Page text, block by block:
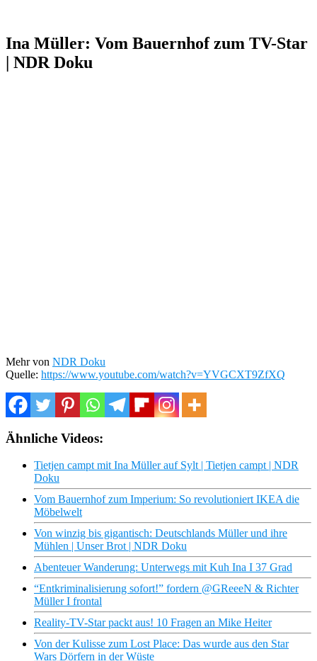
Ina Müller: Vom Bauernhof zum TV-Star
| NDR Doku
Mehr von NDR Doku
Quelle: https://www.youtube.com/watch?v=YVGCXT9ZfXQ
Ähnliche Videos:
Tietjen campt mit Ina Müller auf Sylt | Tietjen campt | NDR
Doku
Vom Bauernhof zum Imperium: So revolutioniert IKEA die
Möbelwelt
Von winzig bis gigantisch: Deutschlands Müller und ihre
Mühlen | Unser Brot | NDR Doku
Abenteuer Wanderung: Unterwegs mit Kuh Ina I 37 Grad
“Entkriminalisierung sofort!” fordern @GReeeN & Richter
Müller I frontal
Reality-TV-Star packt aus! 10 Fragen an Mike Heiter
Von der Kulisse zum Lost Place: Das wurde aus den Star
Wars Dörfern in der Wüste